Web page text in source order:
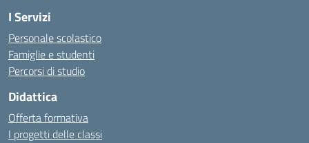
I Servizi
Personale scolastico
Famiglie e studenti
Percorsi di studio
Didattica
Offerta formativa
I progetti delle classi